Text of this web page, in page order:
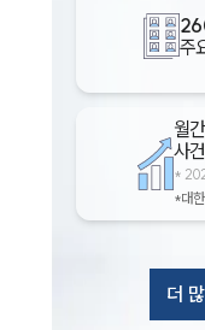
주
월간
사
*
*대한
더